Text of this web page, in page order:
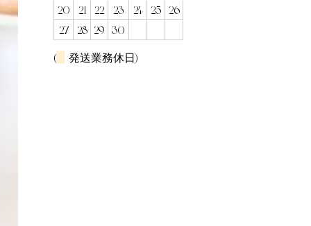
20
21 22 23 24 25
26
27
28 29 30
( 発送業務休日)